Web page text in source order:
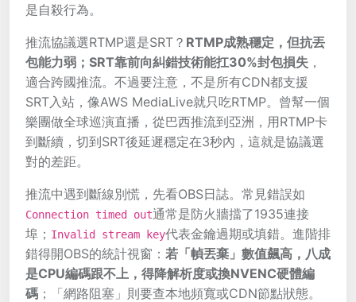
是自殺行為。
推流協議選RTMP還是SRT？ RTMP成熟穩定，但抗丟
包能力弱；SRT靠前向糾錯技術能扛30%封包損失 ，
適合跨國推流。不過要注意，不是所有CDN都支援
SRT入站，像AWS MediaLive就只吃RTMP。曾幫一個
樂團做全球巡演直播，從巴西推流到亞洲，用RTMP卡
到斷續，切到SRT後延遲穩定在3秒內，這就是協議選
對的差距。
推流中遇到斷線別慌，先看OBS日誌。常見錯誤如
Connection timed out通常是防火牆擋了1935連接
埠； Invalid stream key代表金鑰過期或填錯。進階排
錯得開OBS的統計視窗： 若「幀丟棄」數值飆高，八成
是CPU編碼跟不上，得降解析度或換NVENC硬體編
碼 ；「網路阻塞」則要查本地頻寬或CDN節點狀態。